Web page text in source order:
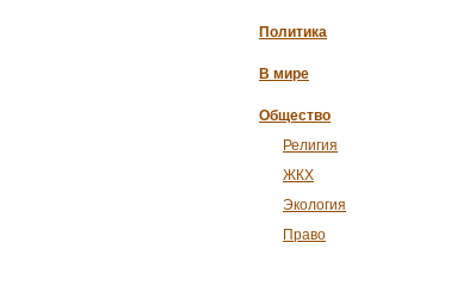
Политика
В мире
Общество
Религия
ЖКХ
Экология
Право